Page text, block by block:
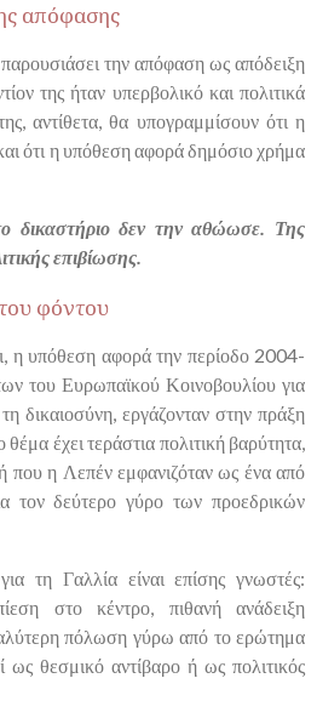
απόφασης
την απόφαση ως απόδειξη
της ήταν υπερβολικό και πολιτικά
αντίθετα, θα υπογραμμίσουν ότι η
ότι η υπόθεση αφορά δημόσιο χρήμα
δικαστήριο δεν την αθώωσε. Της
επιβίωσης.
φόντου
η υπόθεση αφορά την περίοδο 2004-
του Ευρωπαϊκού Κοινοβουλίου για
δικαιοσύνη, εργάζονταν στην πράξη
έχει τεράστια πολιτική βαρύτητα,
που η Λεπέν εμφανιζόταν ως ένα από
τον δεύτερο γύρο των προεδρικών
τη Γαλλία είναι επίσης γνωστές:
στο κέντρο, πιθανή ανάδειξη
πόλωση γύρω από το ερώτημα
ως θεσμικό αντίβαρο ή ως πολιτικός